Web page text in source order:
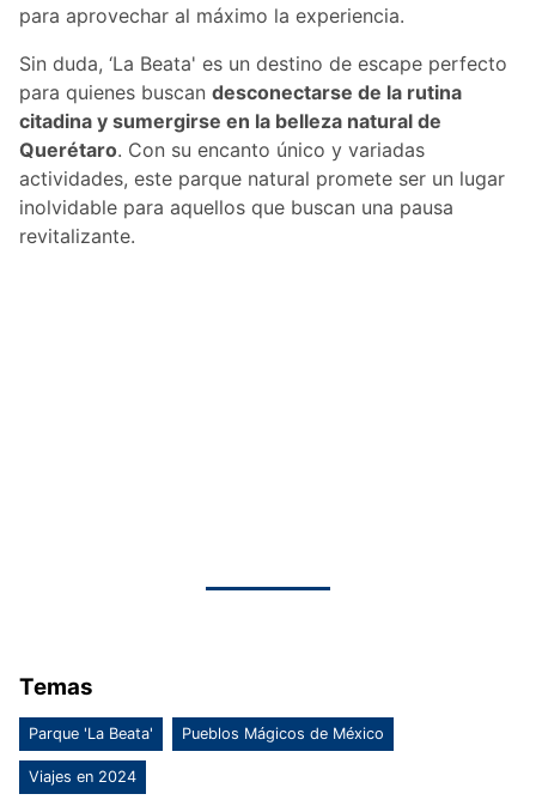
para aprovechar al máximo la experiencia.
Sin duda, ‘La Beata' es un destino de escape perfecto
para quienes buscan desconectarse de la rutina
citadina y sumergirse en la belleza natural de
Querétaro. Con su encanto único y variadas
actividades, este parque natural promete ser un lugar
inolvidable para aquellos que buscan una pausa
revitalizante.
Temas
Parque 'La Beata' Pueblos Mágicos de México
Viajes en 2024